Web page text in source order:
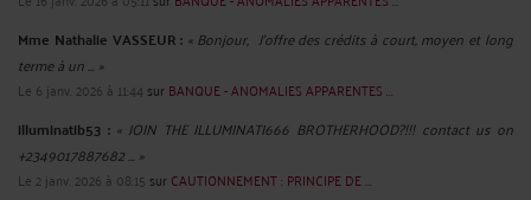
Mme Nathalie VASSEUR : « Bonjour, J’offre des crédits à court, moyen et long
terme à un ... »
Le 6 janv. 2026 à 11:44 sur BANQUE - ANOMALIES APPARENTES ...
illuminatib53 : « JOIN THE ILLUMINATI666 BROTHERHOOD?!!! contact us on
+2349017887682 ... »
Le 2 janv. 2026 à 08:15 sur CAUTIONNEMENT : PRINCIPE DE ...